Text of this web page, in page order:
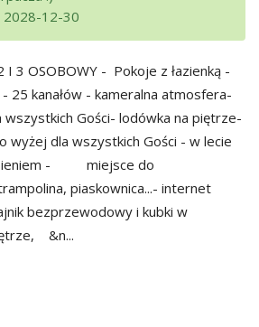
12-30
I 3 OSOBOWY - Pokoje z łazienką -
25 kanałów - kameralna atmosfera-
wszystkich Gości- lodówka na piętrze-
wyżej dla wszystkich Gości - w lecie
- miejsce do
piaskownica...- internet
bezprzewodowy i kubki w
&n...